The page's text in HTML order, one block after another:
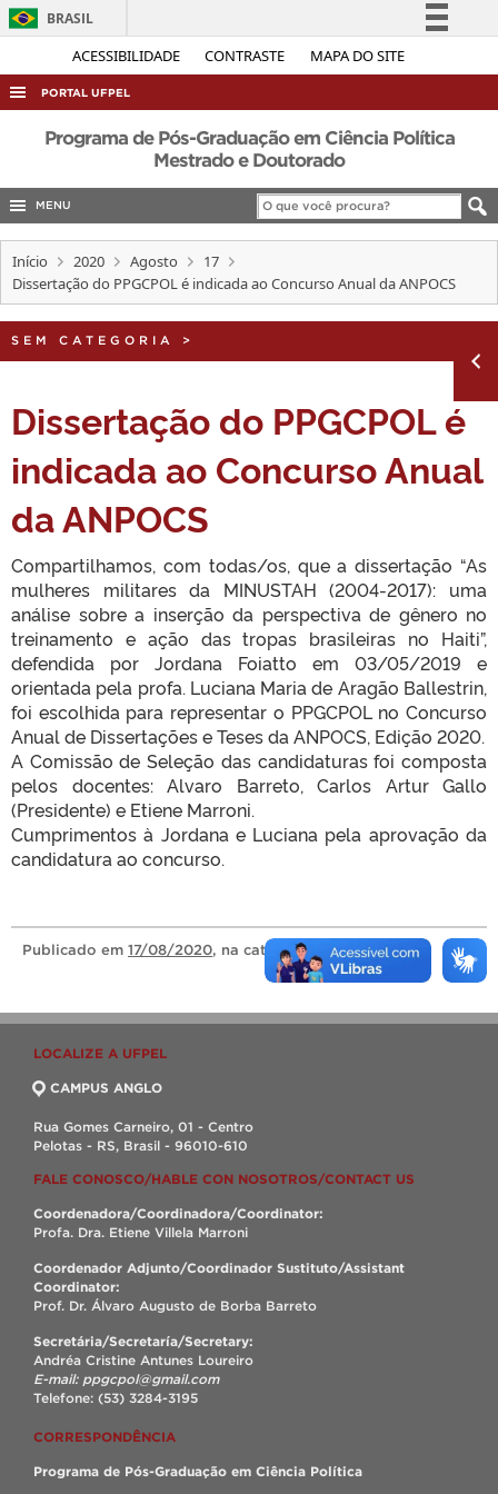
ACESSIBILIDADE CONTRASTE MAPA DO SITE
BRASIL
Simplifique!
Acesso à informação
Legislação
Canais
PORTAL UFPEL
ACESSO À INFORMAÇÃO
COBALTO
CONCURSOS
EDITAIS
INTERNACIONAL
TELEFONES
Programa de Pós-Graduação em Ciência Política
Mestrado e Doutorado
MENU
Início 2020 Agosto
17
Dissertação do PPGCPOL é indicada ao Concurso Anual da ANPOCS
SEM CATEGORIA >
Dissertação do PPGCPOL é
indicada ao Concurso Anual
da ANPOCS
Compartilhamos, com todas/os, que a dissertação “As
mulheres militares da MINUSTAH (2004-2017): uma
análise sobre a inserção da perspectiva de gênero no
treinamento e ação das tropas brasileiras no Haiti”,
defendida por Jordana Foiatto em 03/05/2019 e
orientada pela profa. Luciana Maria de Aragão Ballestrin,
foi escolhida para representar o PPGCPOL no Concurso
Anual de Dissertações e Teses da ANPOCS, Edição 2020.
A Comissão de Seleção das candidaturas foi composta
pelos docentes: Alvaro Barreto, Carlos Artur Gallo
(Presidente) e Etiene Marroni.
Cumprimentos à Jordana e Luciana pela aprovação da
candidatura ao concurso.
Publicado em 17/08/2020, na categoria Sem categoria
LOCALIZE A UFPEL
CAMPUS ANGLO
Rua Gomes Carneiro, 01 - Centro
Pelotas - RS, Brasil - 96010-610
FALE CONOSCO/HABLE CON NOSOTROS/CONTACT US
Coordenadora/Coordinadora/Coordinator:
Profa. Dra. Etiene Villela Marroni
Coordenador Adjunto/Coordinador Sustituto/Assistant
Coordinator:
Prof. Dr. Álvaro Augusto de Borba Barreto
Secretária/Secretaría/Secretary:
Andréa Cristine Antunes Loureiro
E-mail: ppgcpol@gmail.com
Telefone: (53) 3284-3195
CORRESPONDÊNCIA
Programa de Pós-Graduação em Ciência Política